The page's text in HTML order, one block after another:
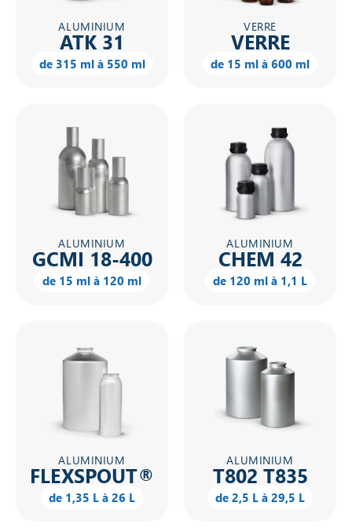
ALUMINIUM
ATK 31
de 315 ml à 550 ml
VERRE
VERRE
de 15 ml à 600 ml
ALUMINIUM
GCMI 18-400
de 15 ml à 120 ml
ALUMINIUM
CHEM 42
de 120 ml à 1,1 L
ALUMINIUM
FLEXSPOUT®
de 1,35 L à 26 L
ALUMINIUM
T802 T835
de 2,5 L à 29,5 L